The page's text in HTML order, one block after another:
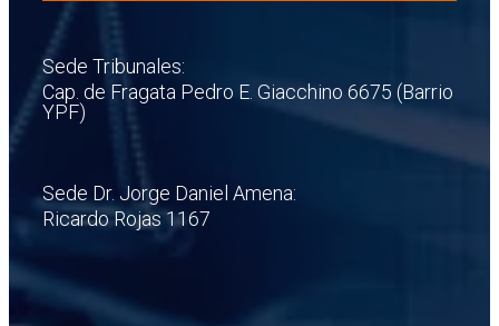
Sede Tribunales:
Cap. de Fragata Pedro E. Giacchino 6675 (Barrio
YPF)
Sede Dr. Jorge Daniel Amena:
Ricardo Rojas 1167